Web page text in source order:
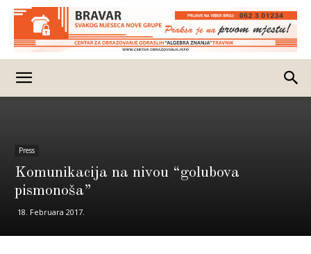
Press
Komunikacija na nivou “golubova
pismonoša”
18. Februara 2017.